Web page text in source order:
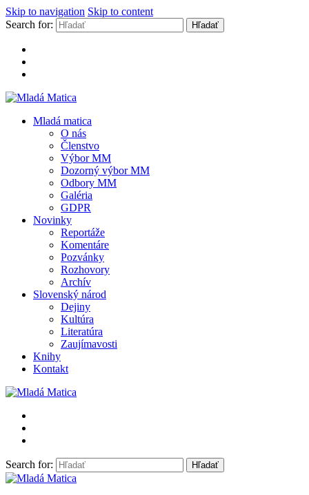
Skip to navigation Skip to content
Search for:
Mladá Matica
Mladá matica
O nás
Členstvo
Výbor MM
Dozorný výbor MM
Odbory MM
Galéria
GDPR
Novinky
Reportáže
Komentáre
Pozvánky
Rozhovory
Archív
Slovenský národ
Dejiny
Kultúra
Literatúra
Zaujímavosti
Knihy
Kontakt
Search for: